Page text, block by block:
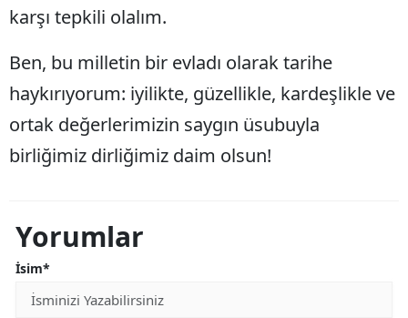
karşı tepkili olalım.
Ben, bu milletin bir evladı olarak tarihe
haykırıyorum: iyilikte, güzellikle, kardeşlikle ve
ortak değerlerimizin saygın üsubuyla
birliğimiz dirliğimiz daim olsun!
Yorumlar
İsim*